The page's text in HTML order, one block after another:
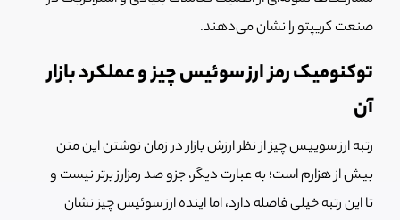
صنعت کریپتو را نشان می‌دهند.
توکنومیک رمز ارز سوئیس چیز و عملکرد بازار
آن
رتبه ارز سوییس چیز از نظر ارزش بازار در زمان نوشتن این متن
بیش از هزارم است؛ به عبارت دیگر، جزو صد رمزارز برتر نیست و
تا این رتبه خیلی فاصله دارد، اما اینده ارز سوئیس چیز نشان